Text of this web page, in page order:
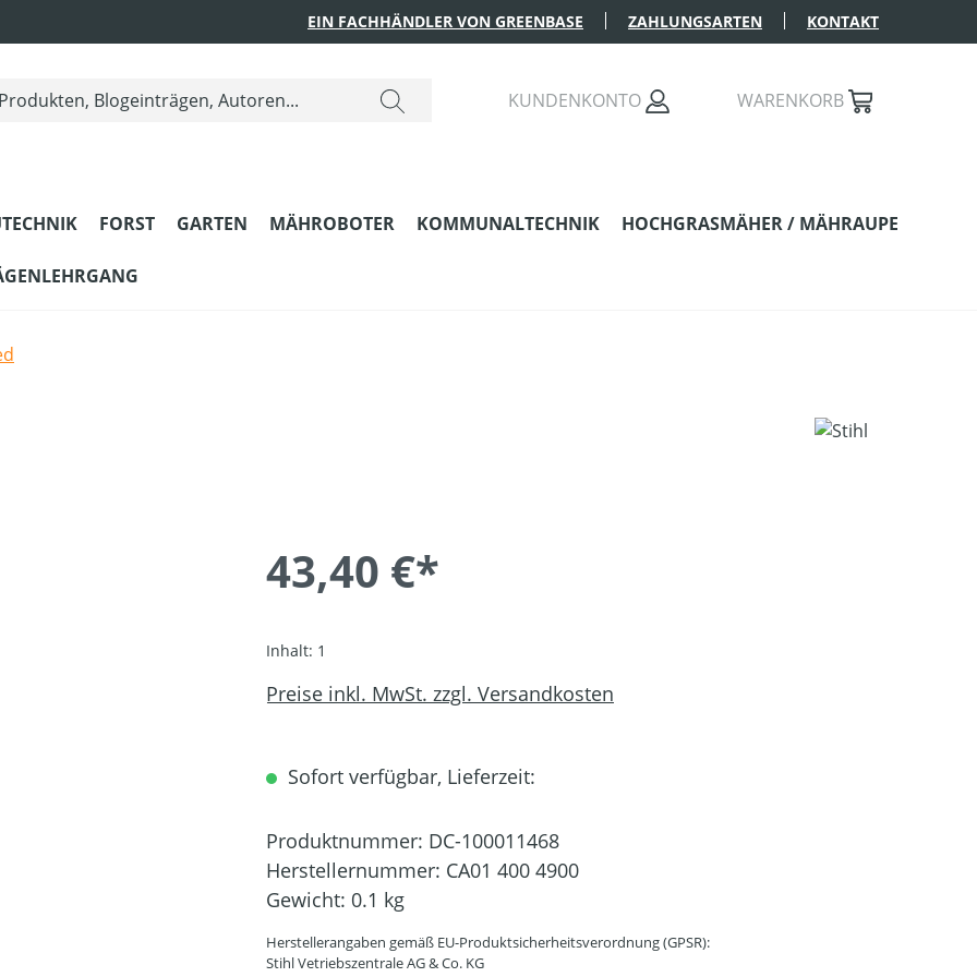
EIN FACHHÄNDLER VON GREENBASE ZAHLUNGSARTEN KONTAKT
KUNDENKONTO WARENKORB
FORST GARTEN MÄHROBOTER KOMMUNALTECHNIK HOCHGRASMÄHER / MÄHRAUPE
43,40 €*
Inhalt: 1
Preise inkl. MwSt. zzgl. Versandkosten
Sofort verfügbar, Lieferzeit:
Produktnummer: DC-100011468
Herstellernummer: CA01 400 4900
Gewicht: 0.1 kg
Herstellerangaben gemäß EU-Produktsicherheitsverordnung (GPSR):
Stihl Vetriebszentrale AG & Co. KG